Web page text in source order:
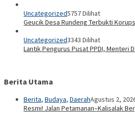
Uncategorized5757 Dilihat
Geucik Desa Rundeng Terbukti
Uncategorized3343 Dilihat
Lantik Pengurus Pusat PPDI, Menteri
Berita Utama
Berita, Budaya, DaerahAgustus 2,
Resmi! Jalan Petamanan–Kalisalak